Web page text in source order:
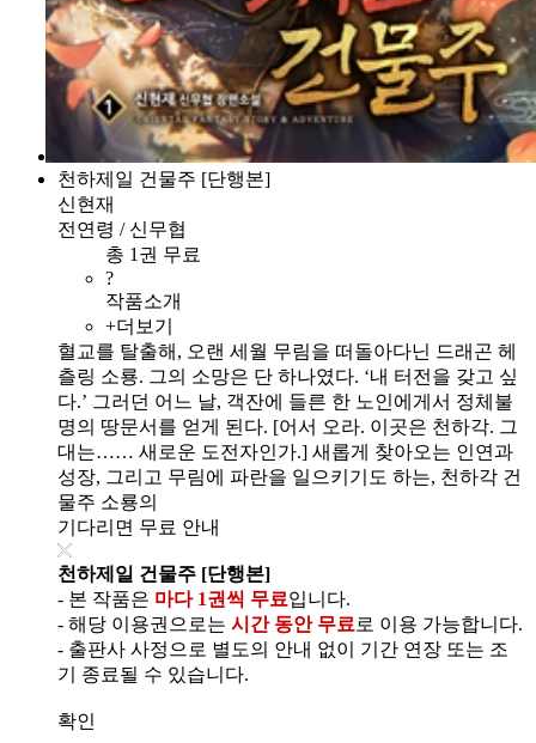
천하제일 건물주 [단행본]
신현재
전연령 / 신무협
총 1권 무료
?
작품소개
+더보기
혈교를 탈출해, 오랜 세월 무림을 떠돌아다닌 드래곤 헤
츨링 소룡. 그의 소망은 단 하나였다. ‘내 터전을 갖고 싶
다.’ 그러던 어느 날, 객잔에 들른 한 노인에게서 정체불
명의 땅문서를 얻게 된다. [어서 오라. 이곳은 천하각. 그
대는…… 새로운 도전자인가.] 새롭게 찾아오는 인연과
성장, 그리고 무림에 파란을 일으키기도 하는, 천하각 건
물주 소룡의
기다리면 무료 안내
천하제일 건물주 [단행본]
- 본 작품은 마다 1권씩 무료입니다.
- 해당 이용권으로는 시간 동안 무료 로 이용 가능합니다.
- 출판사 사정으로 별도의 안내 없이 기간 연장 또는 조
기 종료될 수 있습니다.
확인